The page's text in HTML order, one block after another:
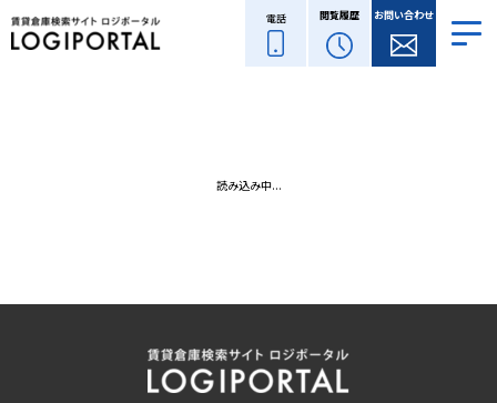
電話 閲覧履歴 お問い合わせ
読み込み中...